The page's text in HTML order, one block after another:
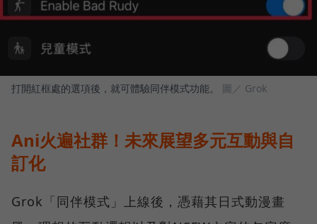
打開紅框處的選項後，就可體驗同伴模式功能。 圖／ Grok
Ani火遍社群！未來展望多元互動與自
訂化
Grok「同伴模式」上線後，憑藉其日式動漫畫